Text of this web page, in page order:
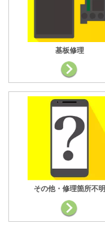
基板修理
その他・修理箇所不明